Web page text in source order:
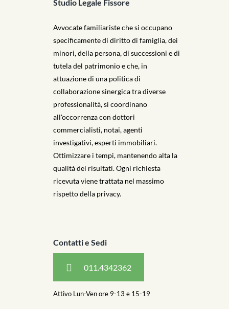
Studio Legale Fissore
Avvocate familiariste che si occupano
specificamente di diritto di famiglia, dei
minori, della persona, di successioni e di
tutela del patrimonio e che, in
attuazione di una politica di
collaborazione sinergica tra diverse
professionalità, si coordinano
all'occorrenza con dottori
commercialisti, notai, agenti
investigativi, esperti immobiliari.
Ottimizzare i tempi, mantenendo alta la
qualità dei risultati. Ogni richiesta
ricevuta viene trattata nel massimo
rispetto della privacy.
Contatti e Sedi
011.4342362
Attivo Lun-Ven ore 9-13 e 15-19